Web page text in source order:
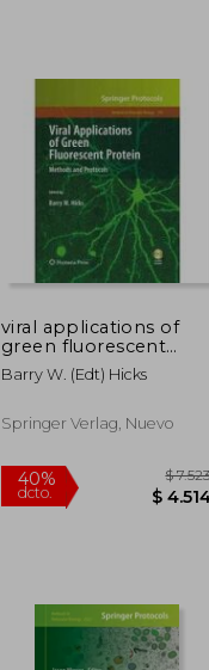
40%
dcto.
viral applications of
green fluorescent
protein,methods and
protocols
Barry W. (edt) Hicks
Springer Verlag, Nuevo